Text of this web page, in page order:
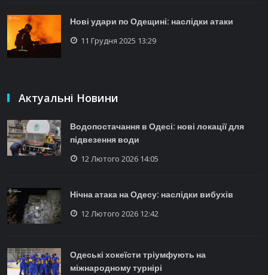
Нові удари по Одещині: наслідки атаки
11 Грудня 2025 13:29
Актуальні Новини
Водопостачання в Одесі: нові локації для
підвезення води
12 Лютого 2026 14:05
Нічна атака на Одесу: наслідки вибухів
12 Лютого 2026 12:42
Одеські хокеїсти тріумфують на
міжнародному турнірі